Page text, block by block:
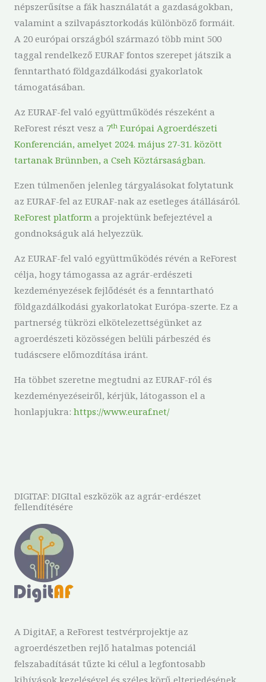
népszerűsítse a fák használatát a gazdaságokban,
valamint a szilvapásztorkodás különböző formáit.
A 20 európai országból származó több mint 500
taggal rendelkező EURAF fontos szerepet játszik a
fenntartható földgazdálkodási gyakorlatok
támogatásában.
Az EURAF-fel való együttműködés részeként a
ReForest részt vesz a 7th Európai Agroerdészeti
Konferencián, amelyet 2024. május 27-31. között
tartanak Brünnben, a Cseh Köztársaságban.
Ezen túlmenően jelenleg tárgyalásokat folytatunk
az EURAF-fel az EURAF-nak az esetleges átállásáról.
ReForest platform a projektünk befejeztével a
gondnokságuk alá helyezzük.
Az EURAF-fel való együttműködés révén a ReForest
célja, hogy támogassa az agrár-erdészeti
kezdeményezések fejlődését és a fenntartható
földgazdálkodási gyakorlatokat Európa-szerte. Ez a
partnerség tükrözi elkötelezettségünket az
agroerdészeti közösségen belüli párbeszéd és
tudáscsere előmozdítása iránt.
Ha többet szeretne megtudni az EURAF-ról és
kezdeményezéseiről, kérjük, látogasson el a
honlapjukra: https://www.euraf.net/
DIGITAF: DIGItal eszközök az agrár-erdészet
fellendítésére
A DigitAF, a ReForest testvérprojektje az
agroerdészetben rejlő hatalmas potenciál
felszabadítását tűzte ki célul a legfontosabb